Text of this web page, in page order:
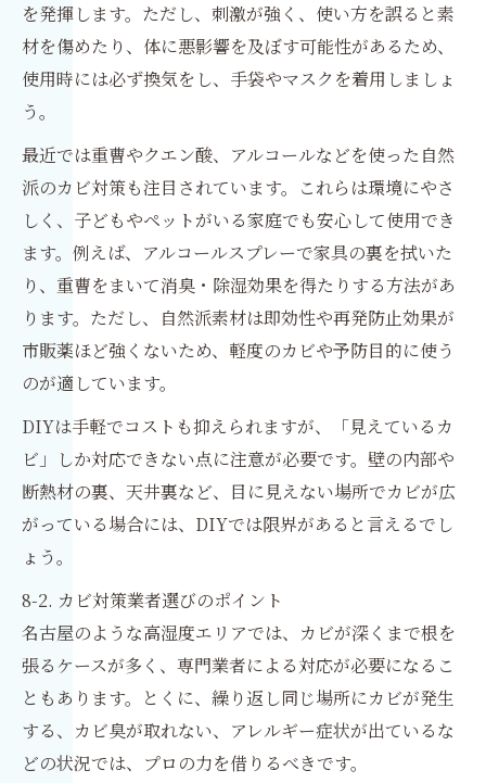
を発揮します。ただし、刺激が強く、使い方を誤ると素
材を傷めたり、体に悪影響を及ぼす可能性があるため、
使用時には必ず換気をし、手袋やマスクを着用しましょ
う。
最近では重曹やクエン酸、アルコールなどを使った自然
派のカビ対策も注目されています。これらは環境にやさ
しく、子どもやペットがいる家庭でも安心して使用でき
ます。例えば、アルコールスプレーで家具の裏を拭いた
り、重曹をまいて消臭・除湿効果を得たりする方法があ
ります。ただし、自然派素材は即効性や再発防止効果が
市販薬ほど強くないため、軽度のカビや予防目的に使う
のが適しています。
DIYは手軽でコストも抑えられますが、「見えているカ
ビ」しか対応できない点に注意が必要です。壁の内部や
断熱材の裏、天井裏など、目に見えない場所でカビが広
がっている場合には、DIYでは限界があると言えるでし
ょう。
8-2. カビ対策業者選びのポイント
名古屋のような高湿度エリアでは、カビが深くまで根を
張るケースが多く、専門業者による対応が必要になるこ
ともあります。とくに、繰り返し同じ場所にカビが発生
する、カビ臭が取れない、アレルギー症状が出ているな
どの状況では、プロの力を借りるべきです。